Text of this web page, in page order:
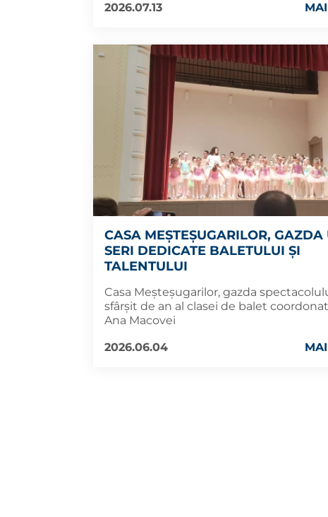
2026.07.13
CASA MEȘTEȘUGARILOR, GAZDA
SERI DEDICATE BALETULUI ȘI
TALENTULUI
Casa Meșteșugarilor, gazda
sfârșit de an al clasei de balet
Ana Macovei
2026.06.04